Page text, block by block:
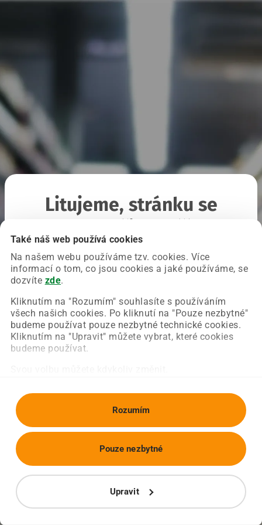
Také náš web používá cookies
Na našem webu používáme tzv. cookies. Více
informací o tom, co jsou cookies a jaké používáme, se
dozvíte zde.
Kliknutím na "Rozumím" souhlasíte s používáním
všech našich cookies. Po kliknutí na "Pouze nezbytné"
budeme používat pouze nezbytné technické cookies.
Kliknutím na "Upravit" můžete vybrat, které cookies
budeme používat.
Rozumím
Upravit
Pouze nezbytné
Litujeme, stránku se
Chyba nastala na naší straně a už ji opravujeme.
Zkuste prosím znovu načíst požadovanou stránku.
Obnovit stránku Úvodní strana